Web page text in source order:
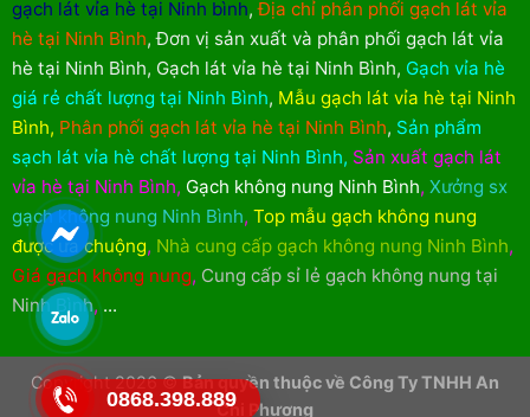
gạch lát vỉa hè tại Ninh bình,Địa chỉ phân phối gạch lát vỉa
hè tại Ninh Bình,Đơn vị sản xuất và phân phối gạch lát vỉa
hè tại Ninh Bình, Gạch lát vỉa hè tại Ninh Bình, Gạch vỉa hè
giá rẻ chất lượng tại Ninh Bình, Mẫu gạch lát vỉa hè tại Ninh
Bình, Phân phối gạch lát vỉa hè tại Ninh Bình, Sản phẩm
sạch lát vỉa hè chất lượng tại Ninh Bình, Sản xuất gạch lát
vỉa hè tại Ninh Bình, Gạch không nung Ninh Bình, Xưởng sx
gạch không nung Ninh Bình, Top mẫu gạch không nung
được ưa chuộng, Nhà cung cấp gạch không nung Ninh Bình,
Giá gạch không nung, Cung cấp sỉ lẻ gạch không nung tại
Ninh Bình,...
Copyright 2026 ©Bản quyền thuộc về Công Ty TNHH An
Chi Phương
0868.398.889